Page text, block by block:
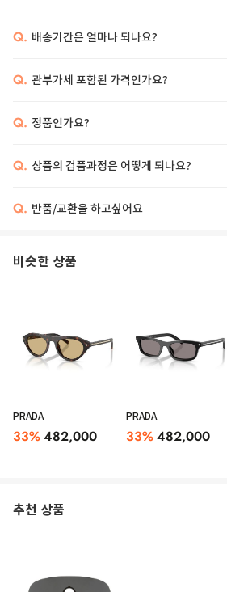
Q. 배송기간은 얼마나 되나요?
Q. 관부가세 포함된 가격인가요?
Q. 정품인가요?
Q. 상품의 검품과정은 어떻게 되나요?
Q. 반품/교환을 하고싶어요
비슷한 상품
PRADA
33%482,000
PRADA
33%482,000
추천 상품